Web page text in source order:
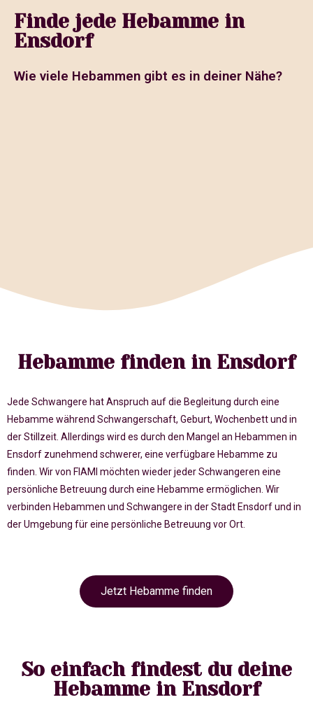
Finde jede Hebamme in
Ensdorf
Wie viele Hebammen gibt es in deiner Nähe?
Hebamme finden in Ensdorf
Jede Schwangere hat Anspruch auf die Begleitung durch eine
Hebamme während Schwangerschaft, Geburt, Wochenbett und in
der Stillzeit. Allerdings wird es durch den Mangel an Hebammen in
Ensdorf zunehmend schwerer, eine verfügbare Hebamme zu
finden. Wir von FIAMI möchten wieder jeder Schwangeren eine
persönliche Betreuung durch eine Hebamme ermöglichen. Wir
verbinden Hebammen und Schwangere in der Stadt Ensdorf und in
der Umgebung für eine persönliche Betreuung vor Ort.
Jetzt Hebamme finden
So einfach findest du deine
Hebamme in Ensdorf